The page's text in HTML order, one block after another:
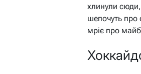
хлинули
шепочуть про
мріє про